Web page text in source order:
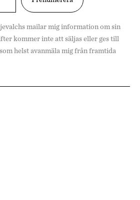
mailar mig information om sin
kommer inte att säljas eller ges till
helst avanmäla mig från framtida